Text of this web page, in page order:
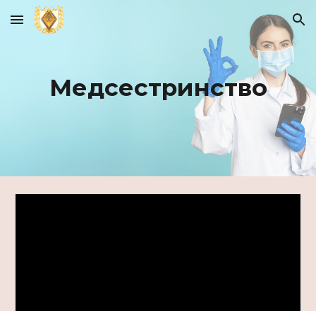
Skip to main content Skip to navigation
Медсестринство